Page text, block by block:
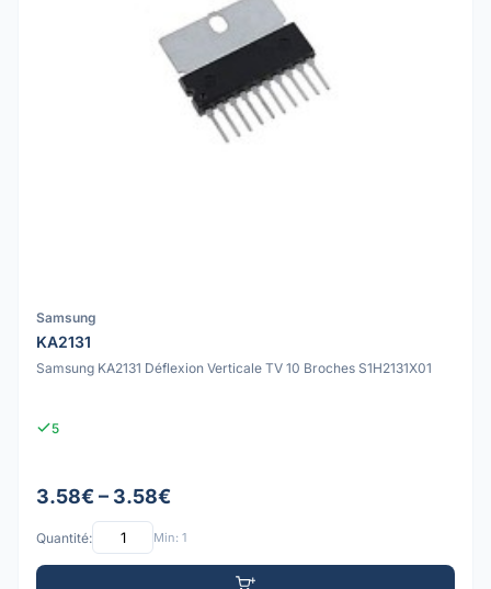
Samsung
KA2131
Samsung KA2131 Déflexion Verticale TV 10 Broches S1H2131X01
5
3.58€ – 3.58€
Quantité: Min: 1